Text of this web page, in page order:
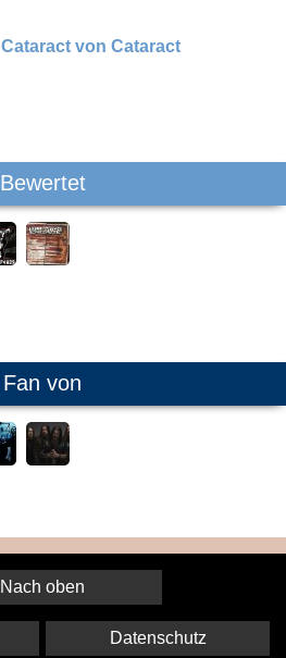
Cataract von Cataract
Bewertet
Fan von
Nach oben
Datenschutz